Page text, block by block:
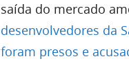
saída do mercado
desenvolvedores da
foram presos e